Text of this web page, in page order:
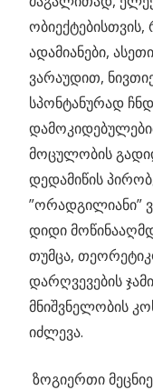
ადამიანები,
ვარაუდით,
სპონტანურად
მოცულობის
დედამიწის
”ორადგილიანი”
დიდი
თუმცა,
დარღვევების
მნიშვნელობის
იძლევა.
ზოგიერთი